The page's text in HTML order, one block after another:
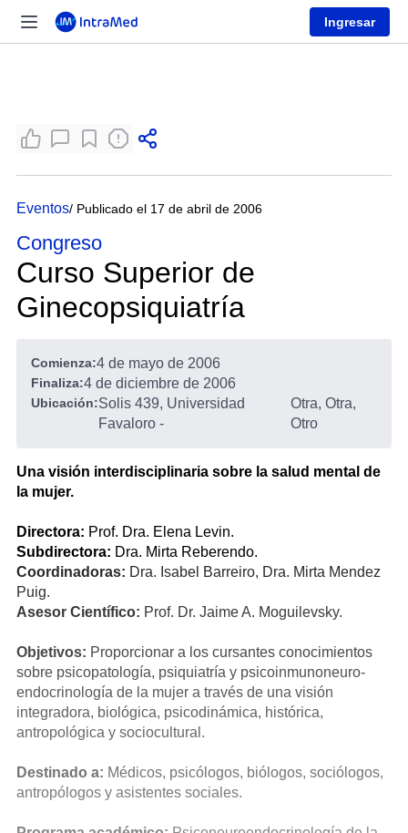
Ingresar
Eventos/ Publicado el 17 de abril de 2006
Congreso
Curso Superior de
Ginecopsiquiatría
Comienza:4 de mayo de 2006
Finaliza:4 de diciembre de 2006
Ubicación:Solis 439, Universidad
Favaloro -
Otra, Otra,
Otro
Una visión interdisciplinaria sobre la salud mental de
la mujer.
Directora: Prof. Dra. Elena Levin.
Subdirectora: Dra. Mirta Reberendo.
Coordinadoras: Dra. Isabel Barreiro, Dra. Mirta Mendez
Puig.
Asesor Científico: Prof. Dr. Jaime A. Moguilevsky.
Objetivos: Proporcionar a los cursantes conocimientos
sobre psicopatología, psiquiatría y psicoinmunoneuro-
endocrinología de la mujer a través de una visión
integradora, biológica, psicodinámica, histórica,
antropológica y sociocultural.
Destinado a: Médicos, psicólogos, biólogos, sociólogos,
antropólogos y asistentes sociales.